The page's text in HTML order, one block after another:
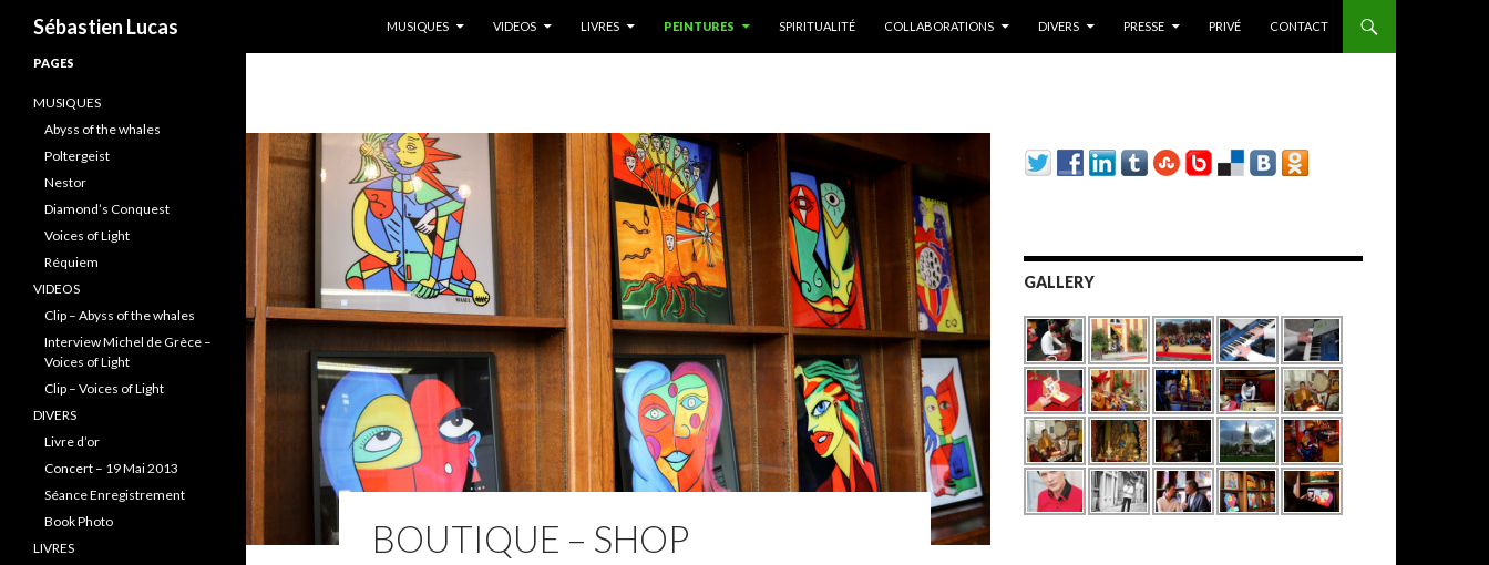
Sébastien Lucas
MUSIQUES
VIDEOS LIVRES PEINTURES SPIRITUALITÉ COLLABORATIONS DIVERS PRESSE PRIVÉ CONTACT
BOUTIQUE – SHOP
GALLERY
PAGES
MUSIQUES
Abyss of the whales
Poltergeist
Nestor
Diamond’s Conquest
Voices of Light
Réquiem
VIDEOS
Clip – Abyss of the whales
Interview Michel de Grèce –
Voices of Light
Clip – Voices of Light
DIVERS
Livre d’or
Concert – 19 Mai 2013
Séance Enregistrement
Book Photo
LIVRES